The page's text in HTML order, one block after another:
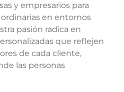
y empresarios para
en entornos
pasión radica en
que reflejen
de cada cliente,
las personas